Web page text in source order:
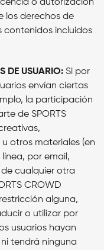
o autorización
los derechos de
contenidos incluidos
DE USUARIO: Si por
envían ciertas
la participación
de SPORTS
otros materiales (en
línea, por email,
cualquier otra
CROWD
alguna,
o utilizar por
usuarios hayan
ni tendrá ninguna